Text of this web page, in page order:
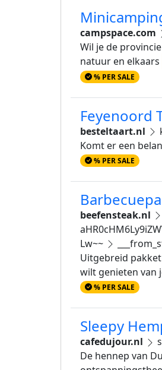
campspace.com
Wil je de
natuur en elkaars
% PER SALE
Feyenoord
besteltaart.nl
Komt er een
% PER SALE
beefensteak.nl
Lw~~
Uitgebreid
wilt genieten van
% PER SALE
Sleepy
cafedujour.nl
De hennep van